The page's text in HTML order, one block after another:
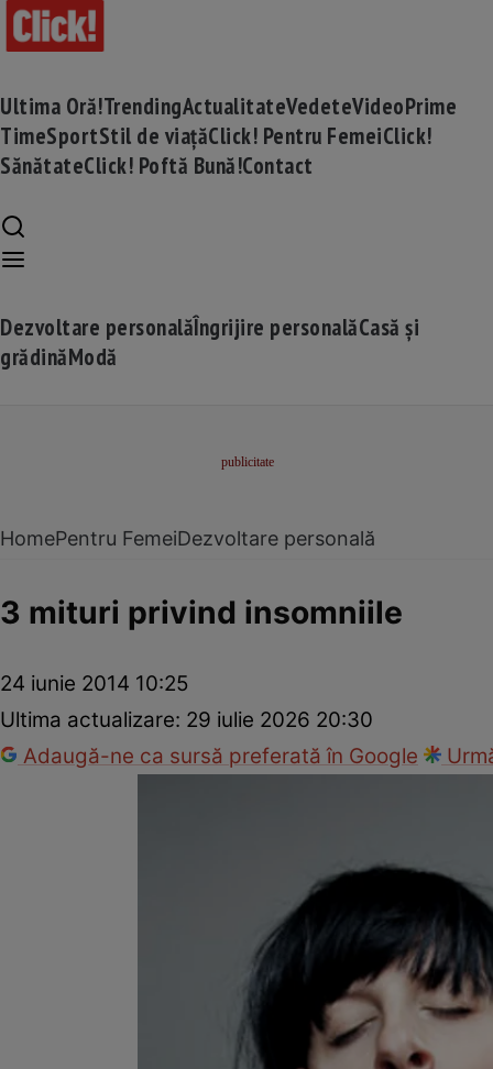
Ultima Oră!TrendingActualitateVedeteVideoPrime
TimeSportStil de viațăClick! Pentru FemeiClick!
SănătateClick! Poftă Bună!Contact
Dezvoltare personalăÎngrijire personalăCasă și
grădinăModă
HomePentru FemeiDezvoltare personală
3 mituri privind insomniile
24 iunie 2014 10:25
Ultima actualizare: 29 iulie 2026 20:30
Adaugă-ne ca sursă preferată în Google